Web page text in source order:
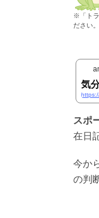
※「トラ
ださい。
気
スポ
在日
今か
の判